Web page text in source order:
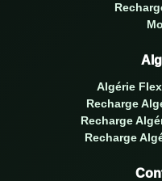
Algérie
Recharge
Recharge
Recharge